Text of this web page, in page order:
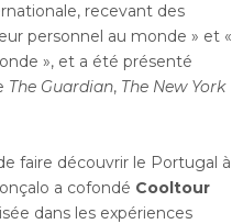
recevant des
personnel au monde » et «
», et a été présenté
The Guardian, The New York
faire découvrir le Portugal à
a cofondé Cooltour
dans les expériences